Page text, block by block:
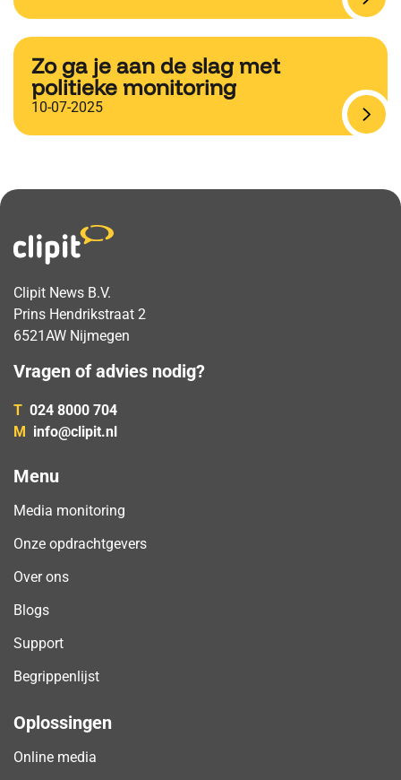
Zo ga je aan de slag met
politieke monitoring
10-07-2025
Clipit News B.V.
Prins Hendrikstraat 2
6521AW Nijmegen
Vragen of advies nodig?
T 024 8000 704
M info@clipit.nl
Menu
Media monitoring
Onze opdrachtgevers
Over ons
Blogs
Support
Begrippenlijst
Oplossingen
Online media